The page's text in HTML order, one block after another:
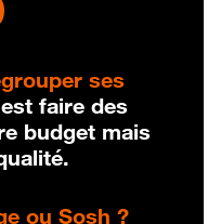
ses
faire des
budget mais
ou Sosh ?